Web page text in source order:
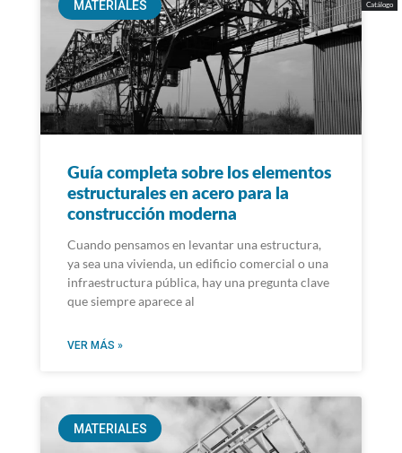
MATERIALES
Guía completa sobre los elementos
estructurales en acero para la
construcción moderna
Cuando pensamos en levantar una estructura,
ya sea una vivienda, un edificio comercial o una
infraestructura pública, hay una pregunta clave
que siempre aparece al
VER MÁS »
MATERIALES
Catálogo